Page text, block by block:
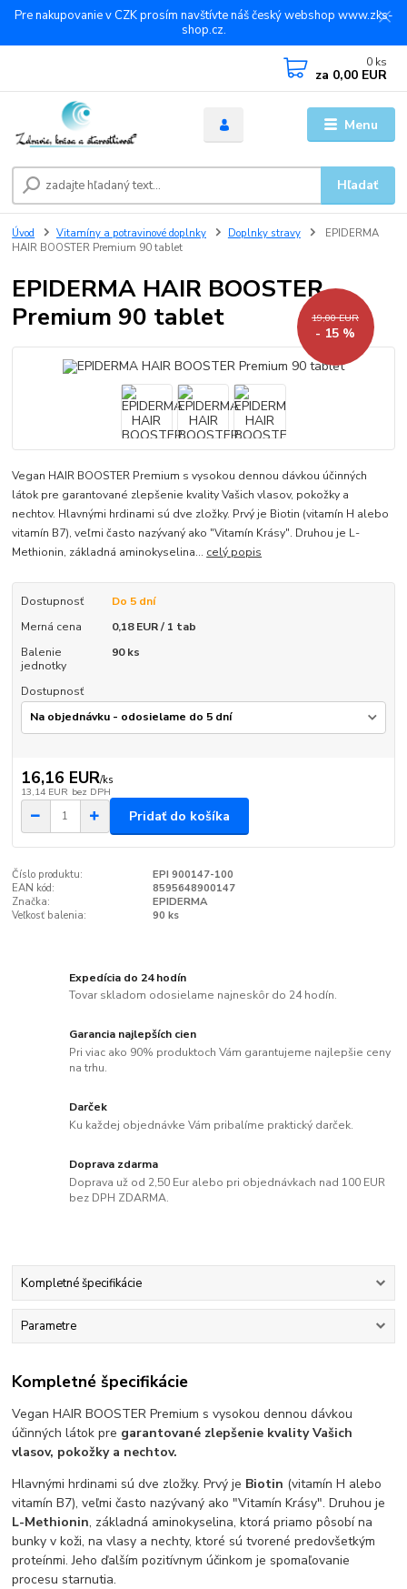
Pre nakupovanie v CZK prosím navštívte náš český webshop www.zks-
shop.cz.
Menu
Hľadať
0 ks
za 0,00 EUR
Úvod Vitamíny a potravinové doplnky Doplnky stravy
EPIDERMA
HAIR BOOSTER Premium 90 tablet
EPIDERMA HAIR BOOSTER
Premium 90 tablet
19,00 EUR
- 15 %
Vegan HAIR BOOSTER Premium s vysokou dennou dávkou účinných
látok pre garantované zlepšenie kvality Vašich vlasov, pokožky a
nechtov. Hlavnými hrdinami sú dve zložky. Prvý je Biotin (vitamín H alebo
vitamín B7), veľmi často nazývaný ako "Vitamín Krásy". Druhou je L-
Methionin, základná aminokyselina... celý popis
Dostupnosť
Do 5 dní
Merná cena
0,18 EUR / 1 tab
Balenie
jednotky
90 ks
Dostupnosť
16,16 EUR/ks
13,14 EUR bez DPH
Pridať do košíka
Číslo produktu:
EPI 900147-100
EAN kód:
8595648900147
Značka:
EPIDERMA
Veľkosť balenia:
90 ks
Expedícia do 24 hodín
Tovar skladom odosielame najneskôr do 24 hodín.
Garancia najlepších cien
Pri viac ako 90% produktoch Vám garantujeme najlepšie ceny
na trhu.
Darček
Ku každej objednávke Vám pribalíme praktický darček.
Doprava zdarma
Doprava už od 2,50 Eur alebo pri objednávkach nad 100 EUR
bez DPH ZDARMA.
Kompletné špecifikácie
Parametre
Kompletné špecifikácie
Vegan HAIR BOOSTER Premium s vysokou dennou dávkou
účinných látok pre garantované zlepšenie kvality Vašich
vlasov, pokožky a nechtov.
Hlavnými hrdinami sú dve zložky. Prvý je Biotin (vitamín H alebo
vitamín B7), veľmi často nazývaný ako "Vitamín Krásy". Druhou je
L-Methionin, základná aminokyselina, ktorá priamo pôsobí na
bunky v koži, na vlasy a nechty, ktoré sú tvorené predovšetkým
proteínmi. Jeho ďalším pozitívnym účinkom je spomaľovanie
procesu starnutia.